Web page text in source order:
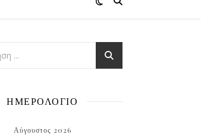
ΗΜΕΡΟΛΟΓΙΟ
Αύγουστος 2026